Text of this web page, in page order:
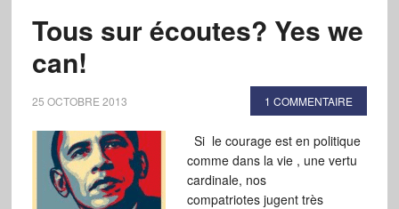
Tous sur écoutes? Yes we
can!
25 OCTOBRE 2013 1 COMMENTAIRE
Si le courage est en politique
comme dans la vie , une vertu
cardinale, nos
compatriotes jugent très